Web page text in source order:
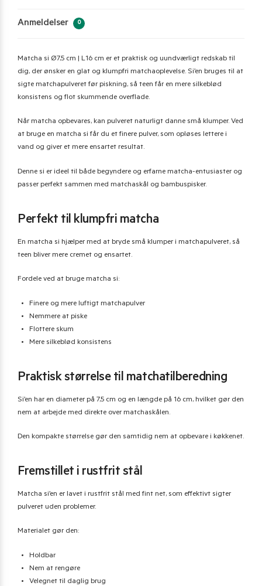
Anmeldelser 0
Matcha si Ø7,5 cm | L16 cm er et praktisk og uundværligt redskab til
dig, der ønsker en glat og klumpfri matchaoplevelse. Si’en bruges til at
sigte matchapulveret før piskning, så teen får en mere silkeblød
konsistens og flot skummende overflade.
Når matcha opbevares, kan pulveret naturligt danne små klumper. Ved
at bruge en matcha si får du et finere pulver, som opløses lettere i
vand og giver et mere ensartet resultat.
Denne si er ideel til både begyndere og erfarne matcha-entusiaster og
passer perfekt sammen med matchaskål og bambuspisker.
Perfekt til klumpfri matcha
En matcha si hjælper med at bryde små klumper i matchapulveret, så
teen bliver mere cremet og ensartet.
Fordele ved at bruge matcha si:
Finere og mere luftigt matchapulver
Nemmere at piske
Flottere skum
Mere silkeblød konsistens
Praktisk størrelse til matchatilberedning
Si’en har en diameter på 7,5 cm og en længde på 16 cm, hvilket gør den
nem at arbejde med direkte over matchaskålen.
Den kompakte størrelse gør den samtidig nem at opbevare i køkkenet.
Fremstillet i rustfrit stål
Matcha si’en er lavet i rustfrit stål med fint net, som effektivt sigter
pulveret uden problemer.
Materialet gør den:
Holdbar
Nem at rengøre
Velegnet til daglig brug